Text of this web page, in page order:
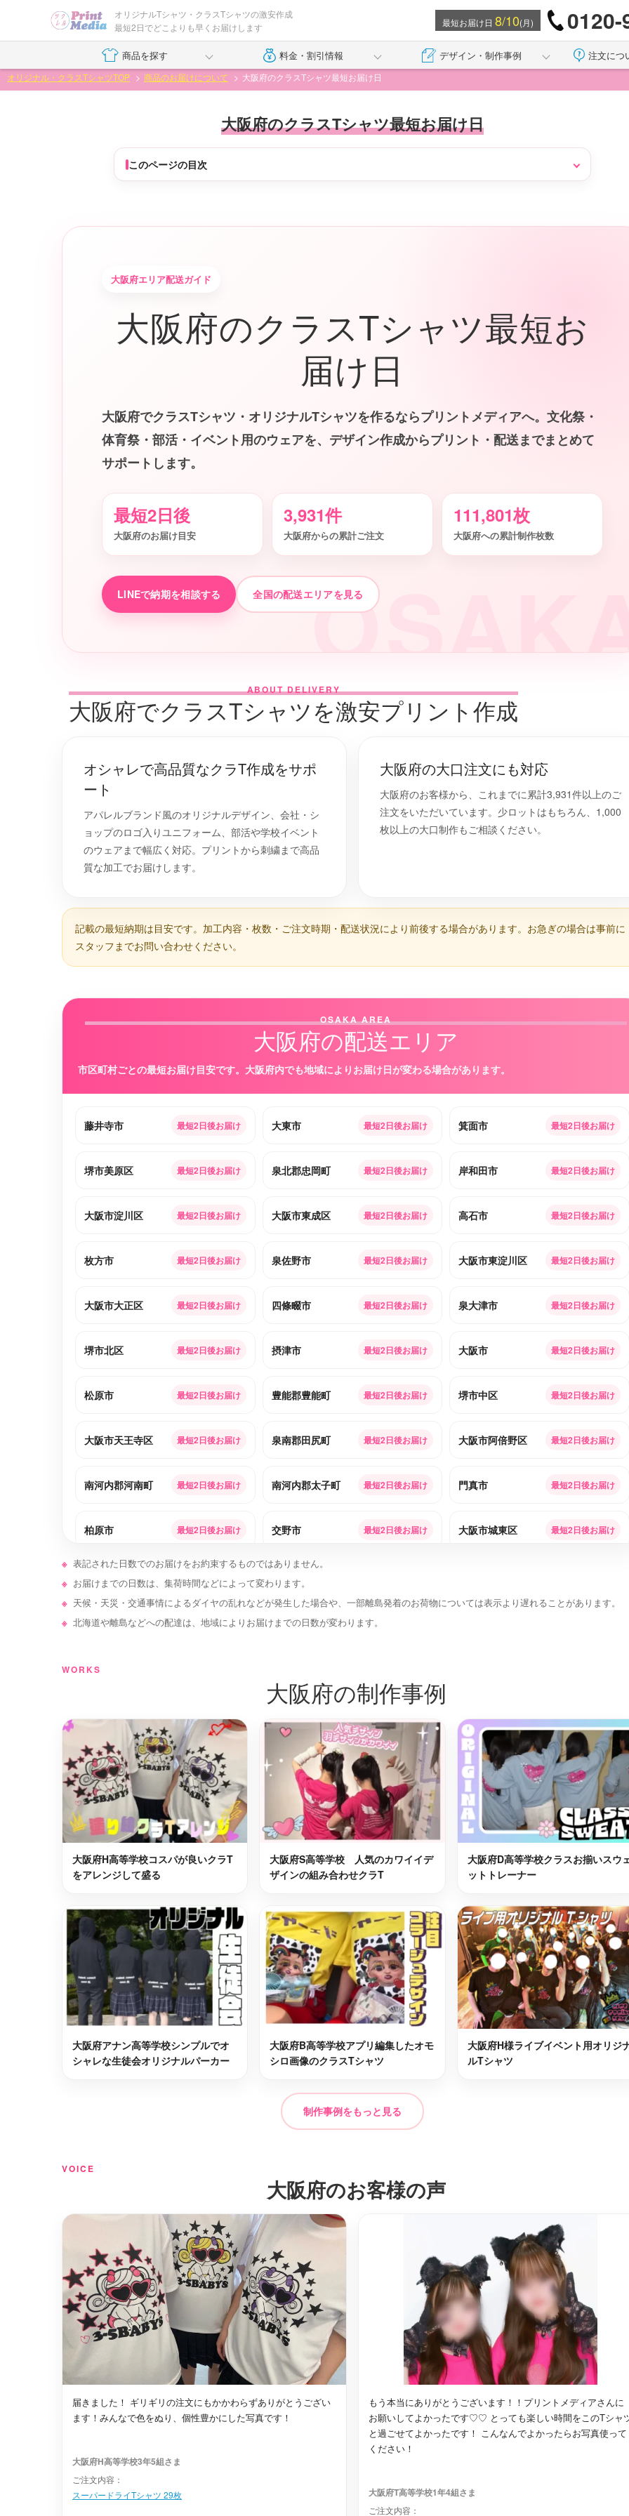
オリジナルTシャツ・クラスTシャツの激安作成
最短2日でどこよりも早くお届けします
最短お届け日8/10(月) 0120-
商品を探す 料金・割引情報 デザイン・制作事例 注文につ
オリジナル・クラスTシャツTOP 商品のお届けについて 大阪府のクラスTシャツ最短お届け日
大阪府のクラスTシャツ最短お届け日
このページの目次
大阪府エリア配送ガイド
大阪府のクラスTシャツ最短お
届け日
大阪府でクラスTシャツ・オリジナルTシャツを作るならプリントメディアへ。文化祭・
体育祭・部活・イベント用のウェアを、デザイン作成からプリント・配送までまとめて
サポートします。
最短2日後
大阪府のお届け目安
3,931件
大阪府からの累計ご注文
111,801枚
大阪府への累計制作枚数
LINEで納期を相談する 全国の配送エリアを見る
ABOUT DELIVERY
大阪府でクラスTシャツを激安プリント作成
オシャレで高品質なクラT作成をサポ
ート
アパレルブランド風のオリジナルデザイン、会社・シ
ョップのロゴ入りユニフォーム、部活や学校イベント
のウェアまで幅広く対応。プリントから刺繍まで高品
質な加工でお届けします。
大阪府の大口注文にも対応
大阪府のお客様から、これまでに累計3,931件以上のご
注文をいただいています。少ロットはもちろん、1,000
枚以上の大口制作もご相談ください。
記載の最短納期は目安です。加工内容・枚数・ご注文時期・配送状況により前後する場合があります。お急ぎの場合は事前に
スタッフまでお問い合わせください。
OSAKA AREA
大阪府の配送エリア
市区町村ごとの最短お届け目安です。大阪府内でも地域によりお届け日が変わる場合があります。
藤井寺市 最短2日後お届け 大東市 最短2日後お届け 箕面市 最短2日後お届け
堺市美原区 最短2日後お届け 泉北郡忠岡町 最短2日後お届け 岸和田市 最短2日後お届け
大阪市淀川区 最短2日後お届け 大阪市東成区 最短2日後お届け 高石市 最短2日後お届け
枚方市 最短2日後お届け 泉佐野市 最短2日後お届け 大阪市東淀川区 最短2日後お届け
大阪市大正区 最短2日後お届け 四條畷市 最短2日後お届け 泉大津市 最短2日後お届け
堺市北区 最短2日後お届け 摂津市 最短2日後お届け 大阪市 最短2日後お届け
松原市 最短2日後お届け 豊能郡豊能町 最短2日後お届け 堺市中区 最短2日後お届け
大阪市天王寺区 最短2日後お届け 泉南郡田尻町 最短2日後お届け 大阪市阿倍野区 最短2日後お届け
南河内郡河南町 最短2日後お届け 南河内郡太子町 最短2日後お届け 門真市 最短2日後お届け
柏原市 最短2日後お届け 交野市 最短2日後お届け 大阪市城東区 最短2日後お届け
大阪市此花区 最短2日後お届け 河内長野市 最短2日後お届け
守口市
村
富田林市 最短2日後お届け 大阪市住之江区 最短2日後お届け 大阪市旭区 最短2日後お届け
大阪市港区 最短2日後お届け 東大阪市 最短2日後お届け 大阪市生野区 最短2日後お届け
豊能郡能勢町 最短2日後お届け 池田市 最短2日後お届け 堺市西区 最短2日後お届け
高槻市 最短2日後お届け 大阪市浪速区 最短2日後お届け 大阪市北区 最短2日後お届け
寝屋川市 最短2日後お届け
大阪市西区 最短2日後お届け 泉南郡熊取町 最短2日後お届け 堺市東区 最短2日後お届け
大阪市中央区 最短2日後お届け 貝塚市 最短2日後お届け 大阪市平野区 最短2日後お届け
大阪市都島区 最短2日後お届け 豊中市 最短2日後お届け 堺市南区 最短2日後お届け
大阪市住吉区 最短2日後お届け
堺市堺区
茨木市 最短2日後お届け
表記された日数でのお届けをお約束するものではありません。
お届けまでの日数は、集荷時間などによって変わります。
天候・天災・交通事情によるダイヤの乱れなどが発生した場合や、一部離島発着のお荷物については表示より遅れることがあります。
北海道や離島などへの配達は、地域によりお届けまでの日数が変わります。
WORKS
大阪府の制作事例
大阪府H高等学校コスパが良いクラT
をアレンジして盛る
大阪府S高等学校 人気のカワイイデ
ザインの組み合わせクラT
大阪府D高等学校クラスお揃いスウ
ットトレーナー
大阪府アナン高等学校シンプルでオ
シャレな生徒会オリジナルパーカー
大阪府B高等学校アプリ編集したオモ
シロ画像のクラスTシャツ
大阪府H様ライブイベント用オリジ
ルTシャツ
制作事例をもっと見る
VOICE
大阪府のお客様の声
届きました！ ギリギリの注文にもかかわらずありがとうござい
ます！みんなで色をぬり、個性豊かにした写真です！
大阪府H高等学校3年5組さま
ご注文内容：
スーパードライTシャツ 29枚
もう本当にありがとうございます！！プリントメディアさんに
お願いしてよかったです♡♡ とっても楽しい時間をこのTシャ
と過ごせてよかったです！ こんなんでよかったらお写真使って
ください！
大阪府T高等学校1年4組さま
ご注文内容：